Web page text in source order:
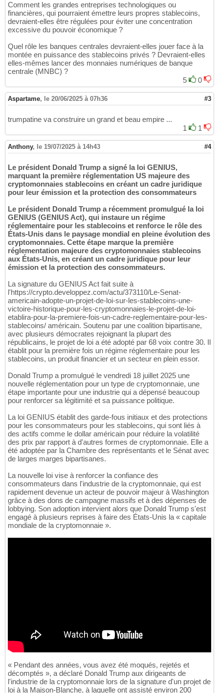
Comment les grandes entreprises technologiques ou
financières, qui pourraient émettre leurs propres stablecoins,
devraient-elles être régulées pour éviter une concentration
excessive du pouvoir économique ?
Quel rôle les banques centrales devraient-elles jouer face à la
montée en puissance des stablecoins privés ? Devraient-elles
elles-mêmes lancer des monnaies numériques de banque
centrale (MNBC) ?
5
0
Aspartame, le 20/06/2025 à 07h36 #3
trumpatine va construire un grand et beau empire ...
1
1
Anthony, le 19/07/2025 à 14h43 #4
Le président Donald Trump a signé la loi GENIUS,
marquant la première réglementation US majeure des
cryptomonnaies stablecoins en créant un cadre juridique
pour leur émission et la protection des consommateurs
Le président Donald Trump a récemment promulgué la loi
GENIUS (GENIUS Act), qui instaure un régime
réglementaire pour les stablecoins et renforce le rôle des
États-Unis dans le paysage mondial en pleine évolution des
cryptomonnaies. Cette étape marque la première
réglementation majeure des cryptomonnaies stablecoins
aux États-Unis, en créant un cadre juridique pour leur
émission et la protection des consommateurs.
La signature du GENIUS Act fait suite à
l'https://crypto.developpez.com/actu/373110/Le-Senat-
americain-adopte-un-projet-de-loi-sur-les-stablecoins-une-
victoire-historique-pour-les-cryptomonnaies-le-projet-de-loi-
etablira-pour-la-premiere-fois-un-cadre-reglementaire-pour-les-
stablecoins/ américain. Soutenu par une coalition bipartisane,
avec plusieurs démocrates rejoignant la plupart des
républicains, le projet de loi a été adopté par 68 voix contre 30. Il
établit pour la première fois un régime réglementaire pour les
stablecoins, un produit financier et un secteur en plein essor.
Donald Trump a promulgué le vendredi 18 juillet 2025 une
nouvelle réglementation pour un type de cryptomonnaie, une
étape importante pour une industrie qui a dépensé beaucoup
pour renforcer sa légitimité et sa puissance politique.
La loi GENIUS établit des garde-fous initiaux et des protections
pour les consommateurs pour les stablecoins, qui sont liés à
des actifs comme le dollar américain pour réduire la volatilité
des prix par rapport à d'autres formes de cryptomonnaie. Elle a
été adoptée par la Chambre des représentants et le Sénat avec
de larges marges bipartisanes.
La nouvelle loi vise à renforcer la confiance des
consommateurs dans l'industrie de la cryptomonnaie, qui est
rapidement devenue un acteur de pouvoir majeur à Washington
grâce à des dons de campagne massifs et à des dépenses de
lobbying. Son adoption intervient alors que Donald Trump s'est
engagé à plusieurs reprises à faire des États-Unis la « capitale
mondiale de la cryptomonnaie ».
« Pendant des années, vous avez été moqués, rejetés et
décomptés », a déclaré Donald Trump aux dirigeants de
l'industrie de la cryptomonnaie lors de la signature d'un projet de
loi à la Maison-Blanche, à laquelle ont assisté environ 200